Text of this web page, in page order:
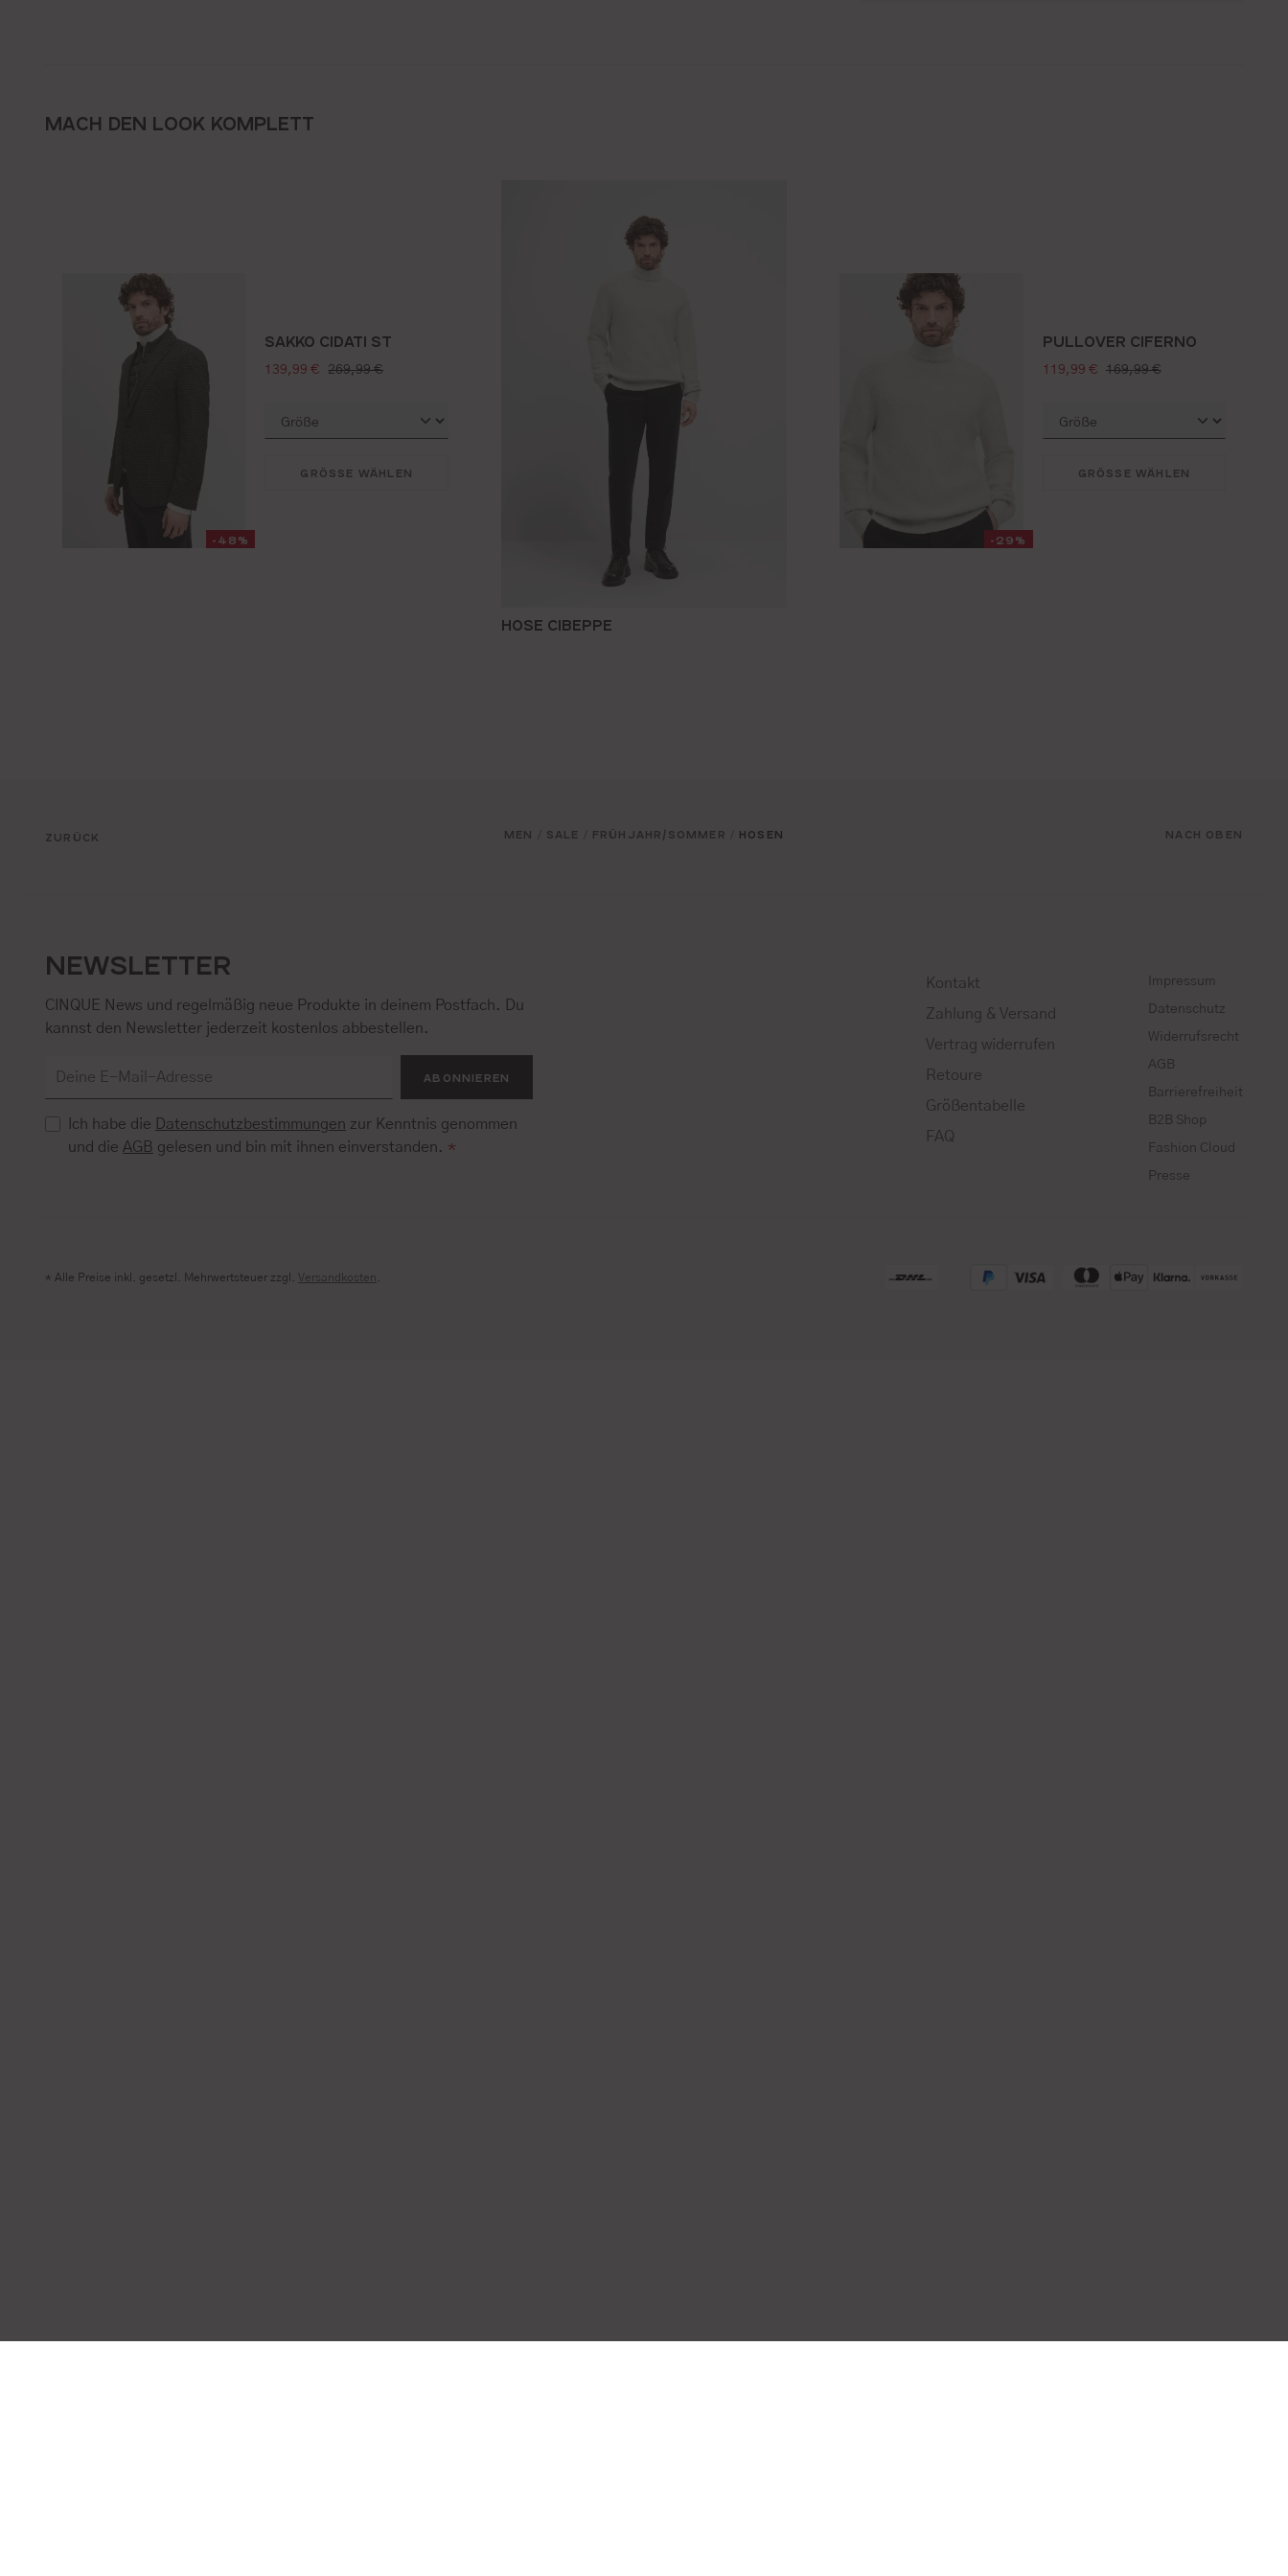
MACH DEN LOOK KOMPLETT
HOSE CIBEPPE
-48%
SAKKO CIDATI ST
verkaufspreis:
139,99 € regulärer preis:
269,99 €
GRÖSSE WÄHLEN
-29%
PULLOVER CIFERNO
verkaufspreis:
119,99 € regulärer preis:
169,99 €
GRÖSSE WÄHLEN
ZURÜCK MEN SALE FRÜHJAHR/SOMMER HOSEN NACH OBEN
NEWSLETTER
CINQUE News und regelmäßig neue Produkte in deinem Postfach. Du
kannst den Newsletter jederzeit kostenlos abbestellen.
ABONNIEREN
Ich habe die Datenschutzbestimmungen zur Kenntnis genommen
und dieAGB gelesen und bin mit ihnen einverstanden. *
Kontakt
Zahlung & Versand
Vertrag widerrufen
Retoure
Größentabelle
FAQ
Impressum
Datenschutz
Widerrufsrecht
AGB
Barrierefreiheit
B2B Shop
Fashion Cloud
Presse
* Alle Preise inkl. gesetzl. Mehrwertsteuer zzgl. Versandkosten.